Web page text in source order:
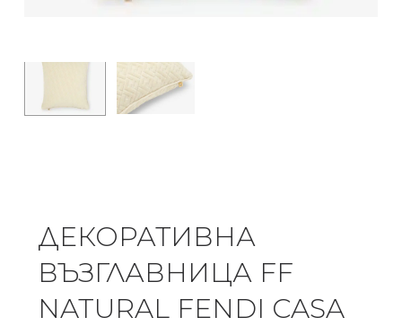
ДЕКОРАТИВНА
ВЪЗГЛАВНИЦА FF
NATURAL FENDI CASA